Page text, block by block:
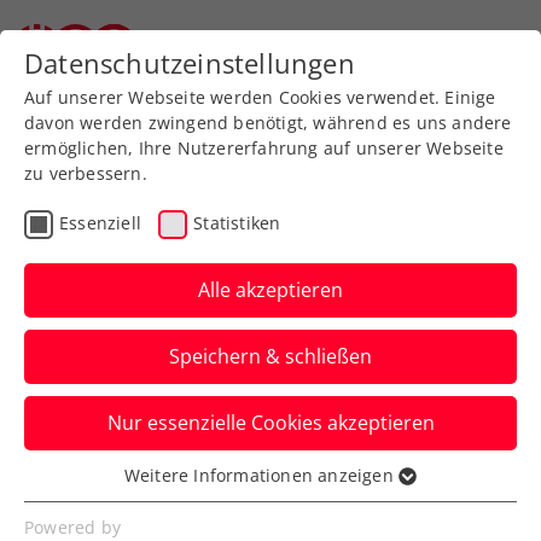
Zurück zur Newsübersicht
Turniere
Erste Bank Open:
Erfolgslauf geht weiter –
Erler/Miedler greifen
nach Doppeltitel
Das ÖTV-Davis-Cup-Duo steht beim ATP-
500-Millionenturnier in Wien sensationell
im sonntägigen Endspiel.
Datenschutzeinstellungen
Auf unserer Webseite werden Cookies verwendet. Einige
davon werden zwingend benötigt, während es uns andere
ermöglichen, Ihre Nutzererfahrung auf unserer Webseite
zu verbessern.
Essenziell Statistiken
Alle akzeptieren
Speichern & schließen
Nur essenzielle Cookies akzeptieren
Essenziell
Essenzielle Cookies werden für grundlegende
Weitere Informationen anzeigen
Powered by